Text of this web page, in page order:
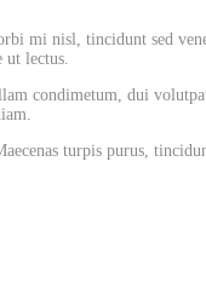
mi nisl, tincidunt sed
lectus.
condimetum, dui
turpis purus,